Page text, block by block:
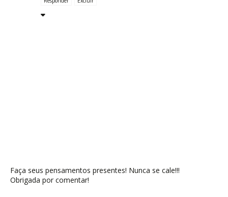
Faça seus pensamentos presentes! Nunca se cale!!!
Obrigada por comentar!